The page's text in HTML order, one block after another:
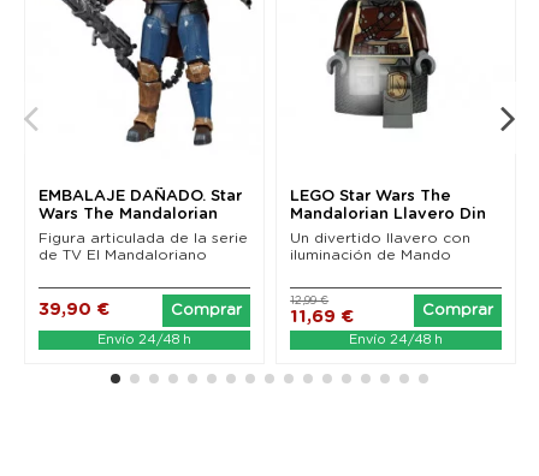
EMBALAJE DAÑADO. Star
Wars The Mandalorian
Black Series...
Figura articulada de la serie
de TV El Mandaloriano
39,90 € Comprar
Envío 24/48 h
LEGO Star Wars The
Mandalorian Llavero Din
Djarin 6 cm
Un divertido llavero con
iluminación de Mando
11,69 €
12,99 €
Comprar
Envío 24/48 h